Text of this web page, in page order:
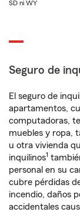
SD ni WY
Seguro de
El seguro de
apartamentos,
computadoras,
muebles y ropa,
u otra vivienda
inquilinos1
personal en su
cubre pérdidas
incendio, daños
accidentales